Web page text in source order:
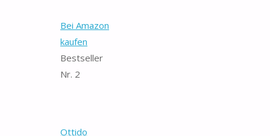
Bei Amazon
kaufen
Bestseller
Nr. 2
Ottido